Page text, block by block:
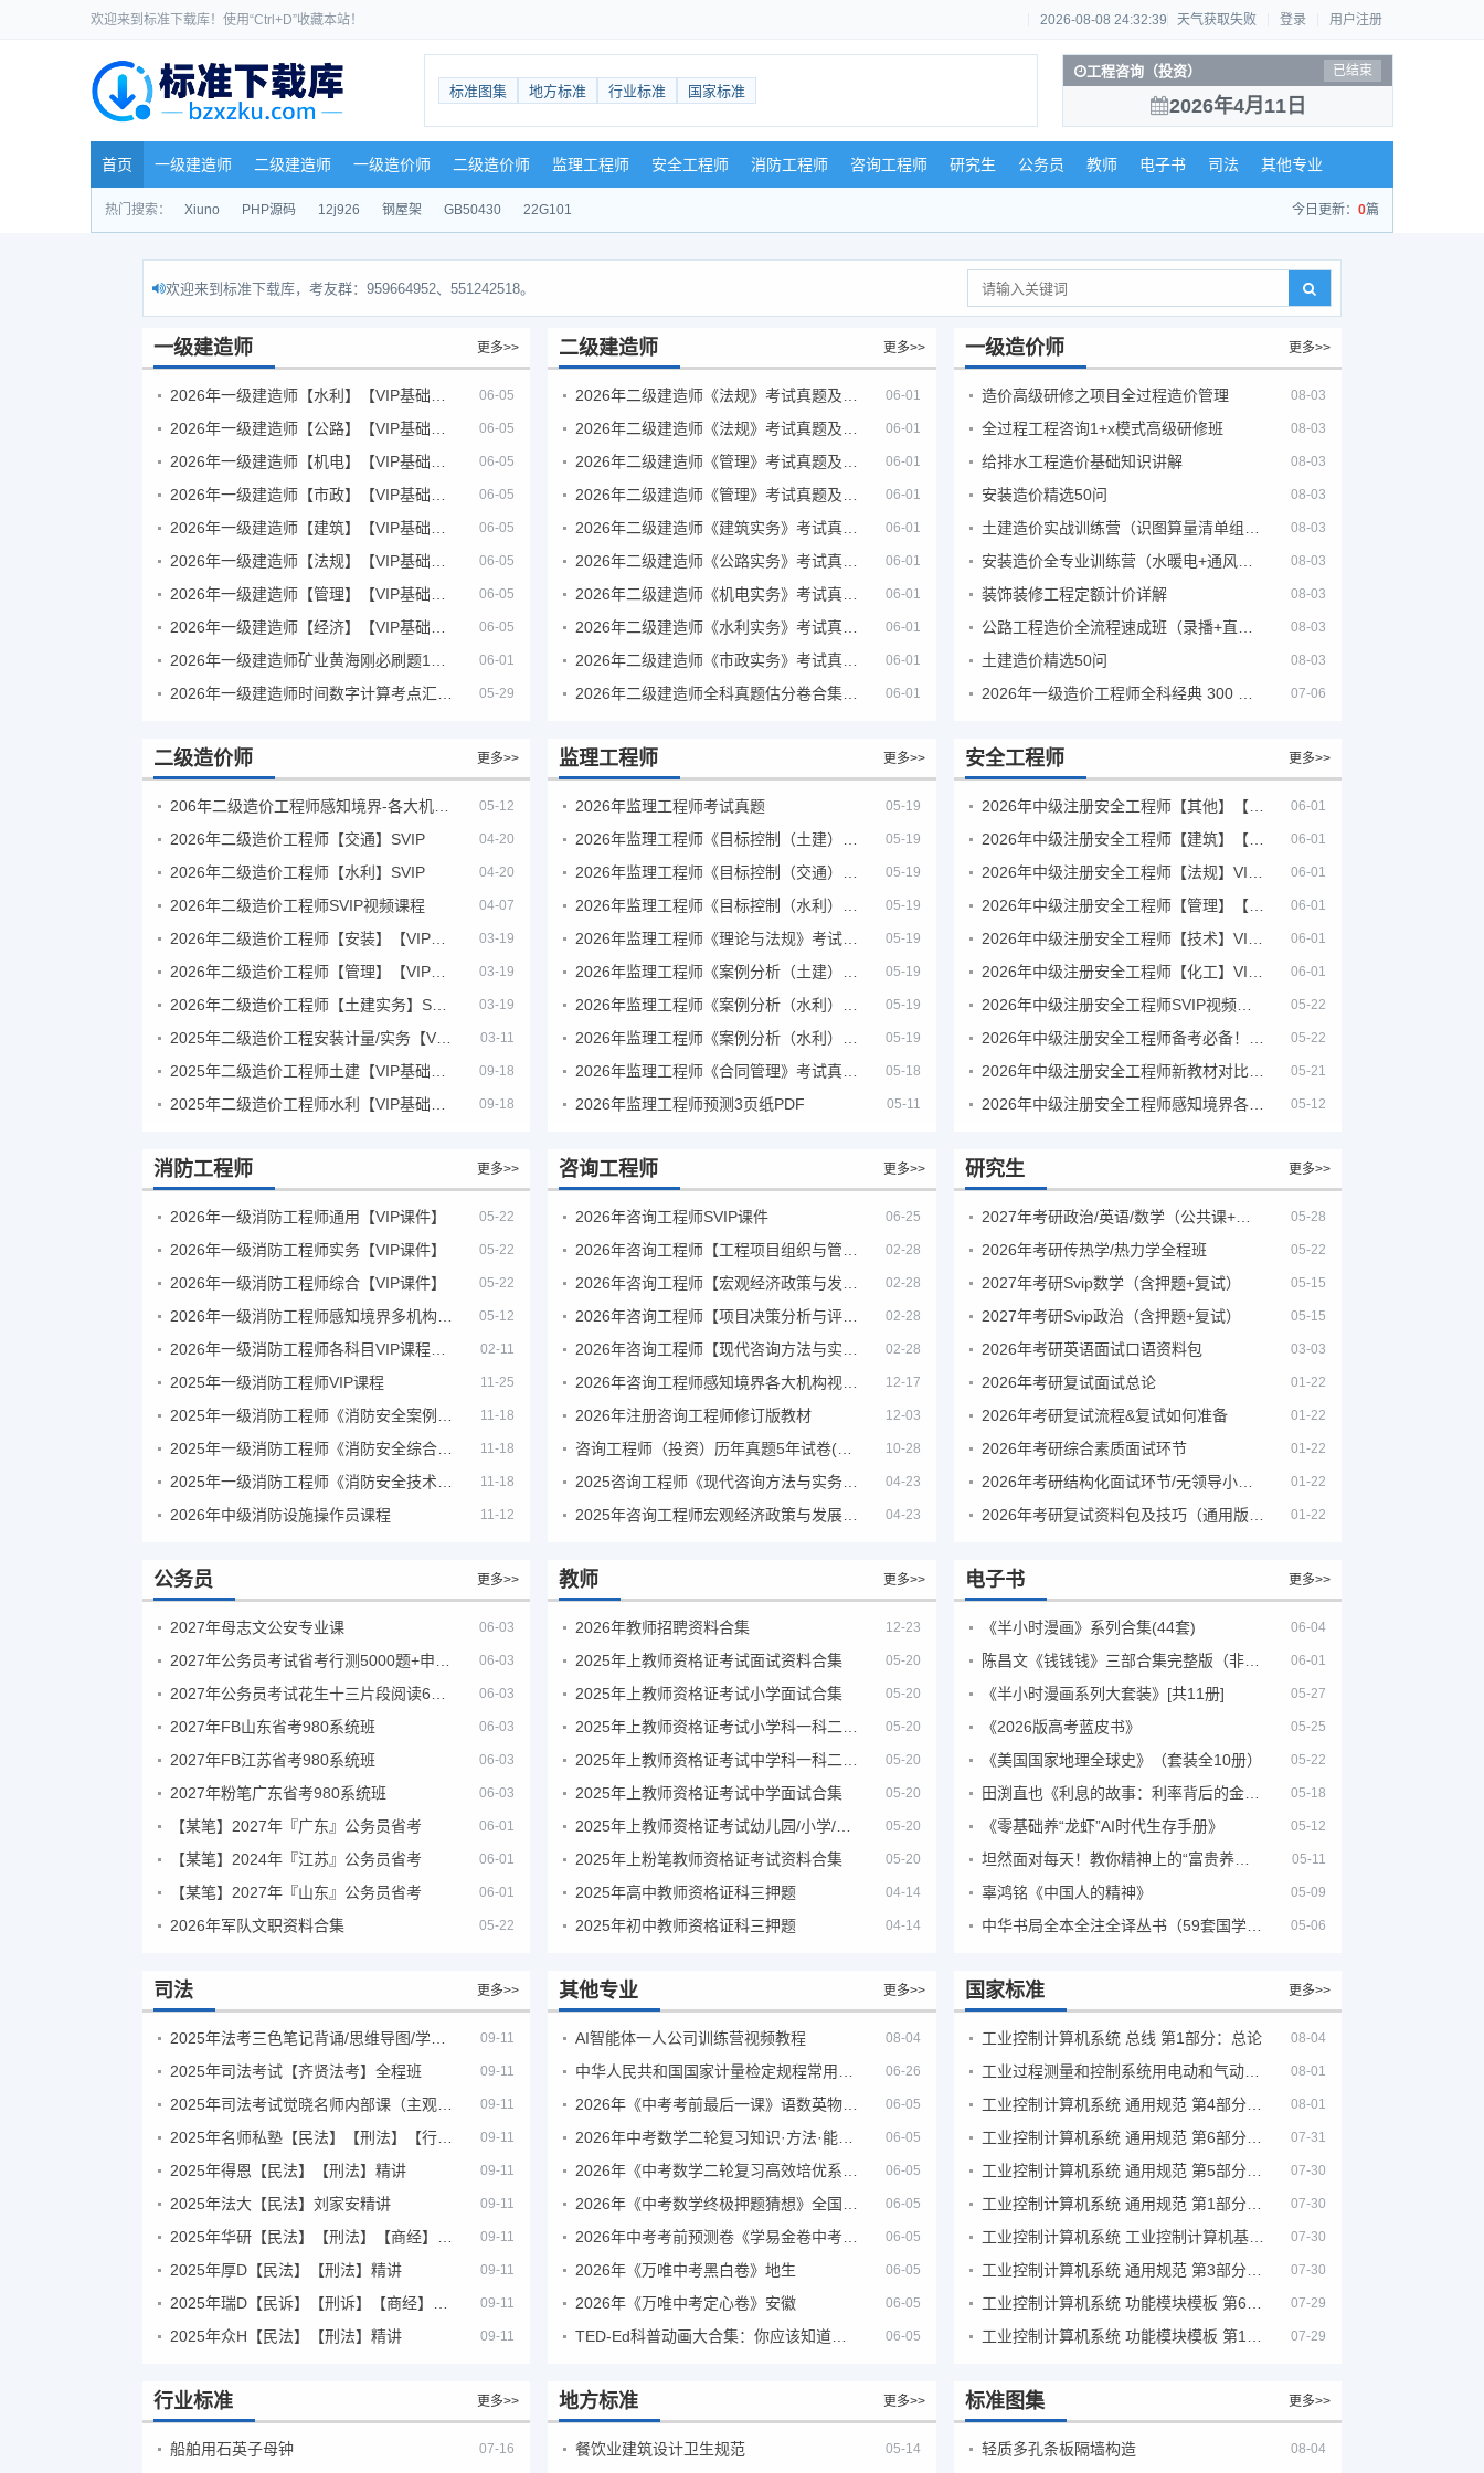
欢迎来到标准下载库！使用“Ctrl+D”收藏本站！ 2026-08-08 24:32:40 天气获取失败 登录 用户注册
标准图集 地方标准 行业标准 国家标准
工程咨询（投资） 已结束
2026年4月11日
首页 一级建造师 二级建造师 一级造价师 二级造价师 监理工程师 安全工程师 消防工程师 咨询工程师 研究生 公务员 教师 电子书 司法 其他专业
热门搜索： Xiuno PHP源码 12j926 钢屋架 GB50430 22G101 今日更新： 0篇
欢迎来到标准下载库，考友群：959664952、551242518。
一级建造师 更多>>
06-05
06-05
06-05
06-05
06-05
06-05
06-05
06-05
06-01
05-29
二级建造师 更多>>
06-01
06-01
06-01
06-01
06-01
06-01
06-01
06-01
06-01
06-01
一级造价师 更多>>
造价高级研修之项目全过程造价管理 08-03
全过程工程咨询1+x模式高级研修班 08-03
给排水工程造价基础知识讲解 08-03
安装造价精选50问 08-03
08-03
08-03
装饰装修工程定额计价详解 08-03
08-03
土建造价精选50问 08-03
07-06
二级造价师 更多>>
05-12
2026年二级造价工程师【交通】SVIP 04-20
2026年二级造价工程师【水利】SVIP 04-20
2026年二级造价工程师SVIP视频课程 04-07
03-19
03-19
03-19
03-11
09-18
09-18
监理工程师 更多>>
2026年监理工程师考试真题 05-19
05-19
05-19
05-19
05-19
05-19
05-19
05-19
05-18
2026年监理工程师预测3页纸PDF 05-11
安全工程师 更多>>
2026年中级注册安全工程师【其他】【VIP基础同步班】 06-01
2026年中级注册安全工程师【建筑】【VIP基础同步班】 06-01
06-01
2026年中级注册安全工程师【管理】【VIP基础同步班】 06-01
06-01
06-01
2026年中级注册安全工程师SVIP视频课程 05-22
05-22
05-21
2026年中级注册安全工程师感知境界各大机构课程 05-12
消防工程师 更多>>
2026年一级消防工程师通用【VIP课件】 05-22
2026年一级消防工程师实务【VIP课件】 05-22
2026年一级消防工程师综合【VIP课件】 05-22
05-12
02-11
2025年一级消防工程师VIP课程 11-25
11-18
11-18
11-18
2026年中级消防设施操作员课程 11-12
咨询工程师 更多>>
2026年咨询工程师SVIP课件 06-25
02-28
02-28
02-28
02-28
12-17
2026年注册咨询工程师修订版教材 12-03
10-28
04-23
04-23
研究生 更多>>
2027年考研政治/英语/数学（公共课+专业课） 05-28
2026年考研传热学/热力学全程班 05-22
2027年考研Svip数学（含押题+复试） 05-15
2027年考研Svip政治（含押题+复试） 05-15
2026年考研英语面试口语资料包 03-03
2026年考研复试面试总论 01-22
2026年考研复试流程&复试如何准备 01-22
2026年考研综合素质面试环节 01-22
2026年考研结构化面试环节/无领导小组面试环节/面试技巧及简历书写 01-22
01-22
公务员 更多>>
2027年母志文公安专业课 06-03
06-03
06-03
2027年FB山东省考980系统班 06-03
2027年FB江苏省考980系统班 06-03
2027年粉笔广东省考980系统班 06-03
【某笔】2027年『广东』公务员省考 06-01
【某笔】2024年『江苏』公务员省考 06-01
【某笔】2027年『山东』公务员省考 06-01
2026年军队文职资料合集 05-22
教师 更多>>
2026年教师招聘资料合集 12-23
2025年上教师资格证考试面试资料合集 05-20
2025年上教师资格证考试小学面试合集 05-20
05-20
05-20
2025年上教师资格证考试中学面试合集 05-20
05-20
2025年上粉笔教师资格证考试资料合集 05-20
2025年高中教师资格证科三押题 04-14
2025年初中教师资格证科三押题 04-14
电子书 更多>>
《半小时漫画》系列合集(44套) 06-04
陈昌文《钱钱钱》三部合集完整版（非出版书籍） 06-01
《半小时漫画系列大套装》[共11册] 05-27
《2026版高考蓝皮书》 05-25
《美国国家地理全球史》（套装全10册） 05-22
田渕直也《利息的故事：利率背后的金融世界》 05-18
《零基础养“龙虾”AI时代生存手册》 05-12
05-11
辜鸿铭《中国人的精神》 05-09
中华书局全本全注全译丛书（59套国学经典） 05-06
司法 更多>>
09-11
2025年司法考试【齐贤法考】全程班 09-11
09-11
09-11
2025年得恩【民法】【刑法】精讲 09-11
2025年法大【民法】刘家安精讲 09-11
09-11
2025年厚D【民法】【刑法】精讲 09-11
09-11
2025年众H【民法】【刑法】精讲 09-11
其他专业 更多>>
AI智能体一人公司训练营视频教程 08-04
06-26
06-05
06-05
06-05
06-05
06-05
2026年《万唯中考黑白卷》地生 06-05
2026年《万唯中考定心卷》安徽 06-05
06-05
国家标准 更多>>
工业控制计算机系统 总线 第1部分：总论 08-04
工业过程测量和控制系统用电动和气动模拟计算器性能评定方法 08-01
08-01
07-31
07-30
07-30
工业控制计算机系统 工业控制计算机基本平台 第2部分：性能评定方法 07-30
07-30
07-29
07-29
行业标准 更多>>
船舶用石英子母钟 07-16
地方标准 更多>>
餐饮业建筑设计卫生规范 05-14
标准图集 更多>>
轻质多孔条板隔墙构造 08-04